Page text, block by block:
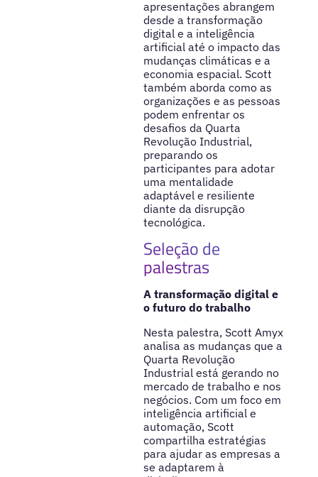
apresentações abrangem
desde a transformação
digital e a inteligência
artificial até o impacto das
mudanças climáticas e a
economia espacial. Scott
também aborda como as
organizações e as pessoas
podem enfrentar os
desafios da Quarta
Revolução Industrial,
preparando os
participantes para adotar
uma mentalidade
adaptável e resiliente
diante da disrupção
tecnológica.
Seleção de
palestras
A transformação digital e
o futuro do trabalho
Nesta palestra, Scott Amyx
analisa as mudanças que a
Quarta Revolução
Industrial está gerando no
mercado de trabalho e nos
negócios. Com um foco em
inteligência artificial e
automação, Scott
compartilha estratégias
para ajudar as empresas a
se adaptarem à